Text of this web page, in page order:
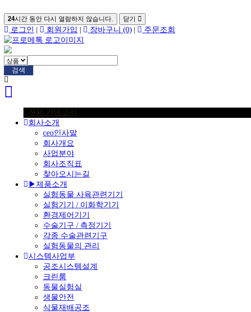
24시간 동안 다시 열람하지 않습니다. 닫기
로그인 | 회원가입 | 장바구니 (0) | 주문조회
검색
전체 카테고리
회사소개
ceo인사말
회사개요
사업분야
회사조직표
찾아오시는길
▶제품소개
실험동물 사육관련기기
실험기기 / 이화학기기
환경제어기기
수술기구 / 측정기기
각종 수술관련기구
실험동물의 관리
시스템사업부
공조시스템설계
크린룸
동물실험실
생물안전
식물재배공조